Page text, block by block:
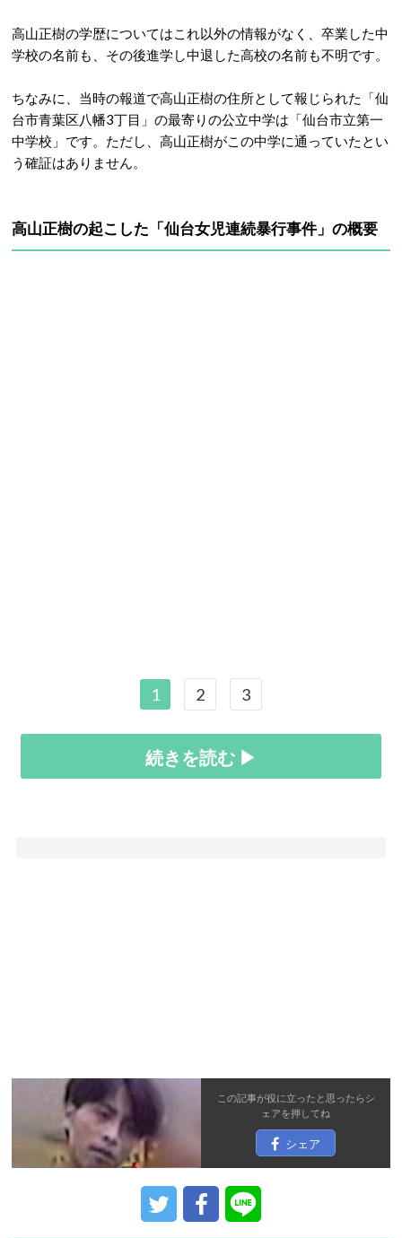
高山正樹の学歴についてはこれ以外の情報がなく、卒業した中
学校の名前も、その後進学し中退した高校の名前も不明です。
ちなみに、当時の報道で高山正樹の住所として報じられた「仙
台市青葉区八幡3丁目」の最寄りの公立中学は「仙台市立第一
中学校」です。ただし、高山正樹がこの中学に通っていたとい
う確証はありません。
高山正樹の起こした「仙台女児連続暴行事件」の概要
1 2 3
続きを読む ▶
この記事が役に立ったと思ったらシ
ェアを押してね
シェア